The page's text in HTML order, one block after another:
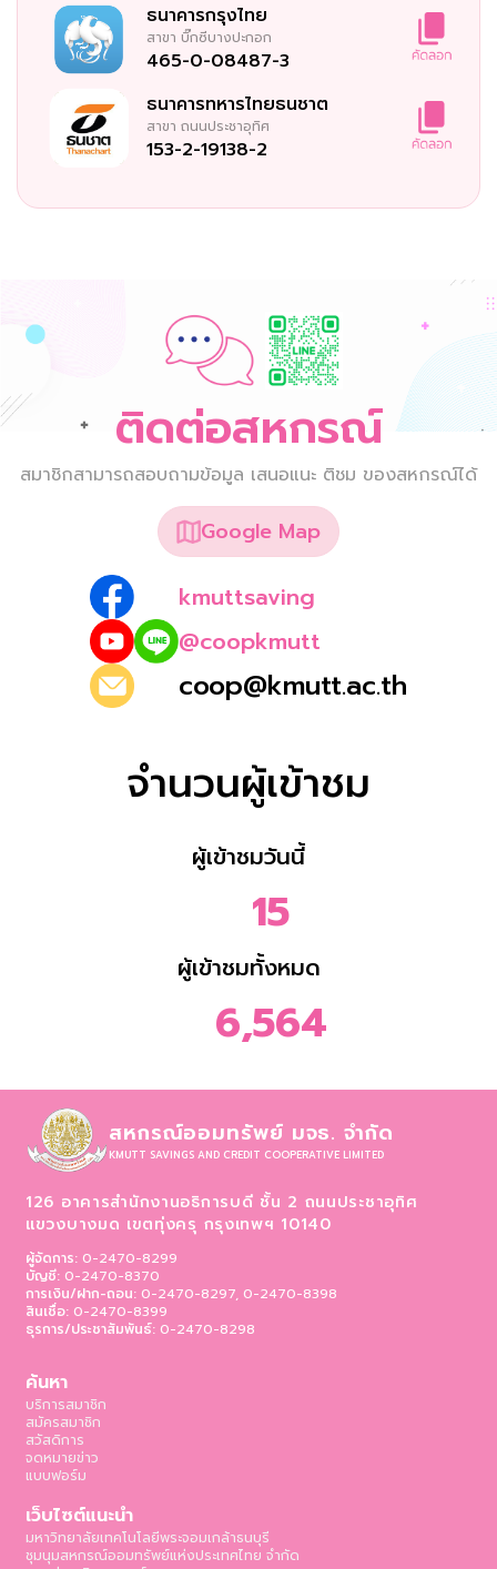
ธนาคารกรุงไทย
สาขา บิ๊กซีบางปะกอก
465-0-08487-3
ธนาคารทหารไทยธนชาต
สาขา ถนนประชาอุทิศ
153-2-19138-2
ติดต่อสหกรณ์
สมาชิกสามารถสอบถามข้อมูล เสนอแนะ ติชม ของสหกรณ์ได้
Google Map
kmuttsaving
@coopkmutt
coop@kmutt.ac.th
จำนวนผู้เข้าชม
ผู้เข้าชมวันนี้
15
ผู้เข้าชมทั้งหมด
6,564
สหกรณ์ออมทรัพย์ มจธ. จำกัด
KMUTT SAVINGS AND CREDIT COOPERATIVE LIMITED
126 อาคารสำนักงานอธิการบดี ชั้น 2 ถนนประชาอุทิศ
แขวงบางมด เขตทุ่งครุ กรุงเทพฯ 10140
ผู้จัดการ: 0-2470-8299
บัญชี: 0-2470-8370
การเงิน/ฝาก-ถอน: 0-2470-8297, 0-2470-8398
สินเชื่อ: 0-2470-8399
ธุรการ/ประชาสัมพันธ์: 0-2470-8298
ค้นหา
บริการสมาชิก
สมัครสมาชิก
สวัสดิการ
จดหมายข่าว
แบบฟอร์ม
เว็บไซต์แนะนำ
มหาวิทยาลัยเทคโนโลยีพระจอมเกล้าธนบุรี
ชุมนุมสหกรณ์ออมทรัพย์แห่งประเทศไทย จำกัด